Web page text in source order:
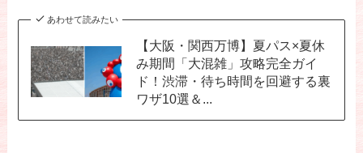
あわせて読みたい
【大阪・関西万博】夏パス×夏休
み期間「大混雑」攻略完全ガイ
ド！渋滞・待ち時間を回避する裏
ワザ10選＆...